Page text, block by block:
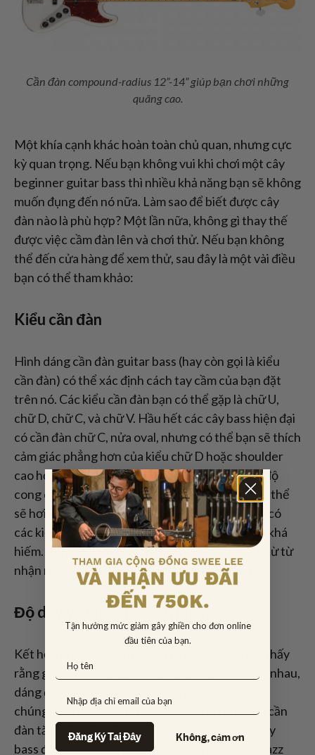
Cần đàn compound-radius 12”-14” giúp bạn chơi những
quãng cao.
Một khía cạnh khác hoàn toàn chủ quan, nhưng cực
kỳ quan trọng. Nếu bạn không vui khi chơi một cây
beginner guitar bass thì nhiều khả năng bạn sẽ không
muốn đụng đến nó nữa. Làm sao để biết được cây
đàn nào là phù hợp? Một lần nữa, không gì thay thế
được việc cầm đàn lên và chơi thử. Nếu bạn không
thể đến cửa hàng để xem thử, sau đây là một vài điều
bạn có thể tham khảo:
Kiểu cần đàn
Hình dáng cần đàn guitar bass (hay còn gọi là kiểu
cần đàn) có thể xác định cách tay cầm của bạn đặt
trên nó. Các kiểu cần đàn bạn có thể gặp là chữ U,
chữ D, chữ C, và chữ V. Hầu hết các cây bass hiện đại
có cần đàn chữ C, nửa oval, nhưng có thể bạn sẽ thích
cảm giác phẳng hơn của kiểu chữ D hoặc shoulder
cao hơn của kiểu chữ U. Cần đàn kiểu chữ V có độ
cong cần nhỏ nhất nên việc đặt các ngón tay có thể
sẽ hơi khó khăn với kiểu cần này. Ngoài ra cũng có
các kiểu cần đàn không đối xứng, nhưng chúng khá
hiếm. Khi bạn dần dần hiểu hơn về bass, bạn sẽ từ từ
nhận ra kiểu cần đàn nào bạn thích chơi nhất.
Độ dày và khoảng cách phím
Kết hợp cùng với những yếu tố kể trên, bạn sẽ thấy
rằng giữa các mẫu đàn và các thương hiệu khác nhau,
dáng đàn giống nhau không đồng nghĩa với việc
chúng có cùng kích thước. Mặc dù độ rộng của cần
đàn tăng dần lên về phía đầu cần, hầu hết các tay
bass đều chơi quanh 5 phím đầu tiên. Cần đàn Jazz
Tận hưởng mức giảm gây ghiền cho đơn online
đầu tiên của bạn.
Đăng Ký Tại Đây Không, cảm ơn